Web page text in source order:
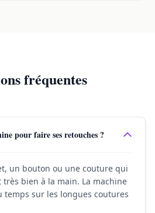
fréquentes
pour faire ses retouches ?
un bouton ou une couture qui
bien à la main. La machine
sur les longues coutures